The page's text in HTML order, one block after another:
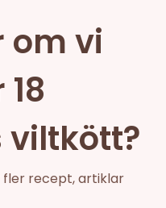
om vi
viltkött?
fler recept, artiklar